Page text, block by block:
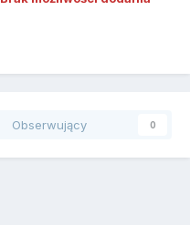
Obserwujący 0